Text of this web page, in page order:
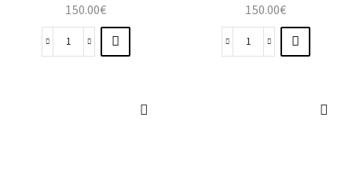
150.00€ 150.00€